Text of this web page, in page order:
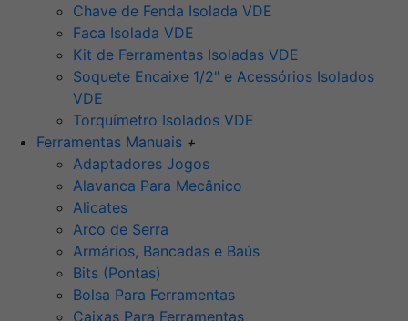
Chave de Fenda Isolada VDE
Faca Isolada VDE
Kit de Ferramentas Isoladas VDE
Soquete Encaixe 1/2" e Acessórios Isolados
VDE
Torquímetro Isolados VDE
Ferramentas Manuais +
Adaptadores Jogos
Alavanca Para Mecânico
Alicates
Arco de Serra
Armários, Bancadas e Baús
Bits (Pontas)
Bolsa Para Ferramentas
Caixas Para Ferramentas